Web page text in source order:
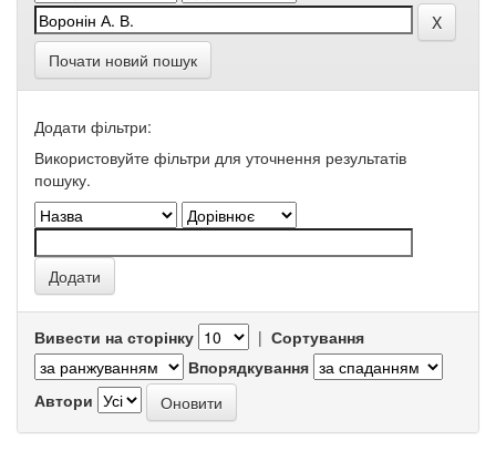
Почати новий пошук
Додати фільтри:
Використовуйте фільтри для уточнення результатів
пошуку.
Вивести на сторінку | Сортування
Впорядкування
Автори